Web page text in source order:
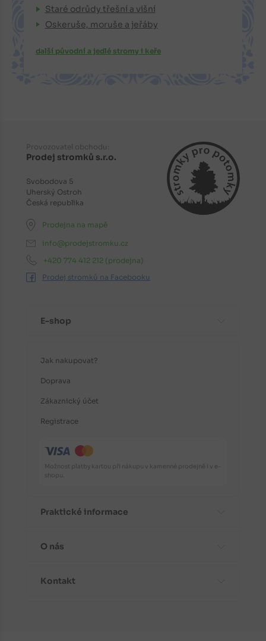
Staré odrůdy třešní a višní
Oskeruše, moruše a jeřáby
další původní a jedlé stromy i keře
Provozovatel obchodu:
Prodej stromků s.r.o.
Svobodova 5
Uherský Ostroh
Česká republika
Prodejna na mapě
info@prodejstromku.cz
+420 774 412 212 (prodejna)
Prodej stromků na Facebooku
E-shop
Jak nakupovat?
Doprava
Zákaznický účet
Registrace
Možnost platby kartou při nákupu v kamenné prodejně i v e-
shopu.
Praktické informace
Časté dotazy
O nás
Aktuality
Kontakt